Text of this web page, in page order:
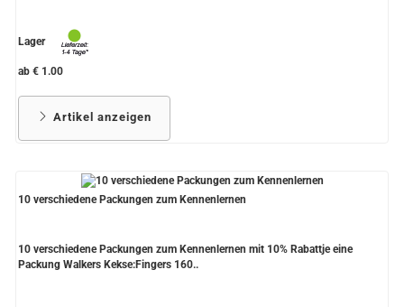
Lager
ab € 1.00
Artikel anzeigen
10 verschiedene Packungen zum Kennenlernen
10 verschiedene Packungen zum Kennenlernen mit 10% Rabattje eine
Packung Walkers Kekse:Fingers 160..